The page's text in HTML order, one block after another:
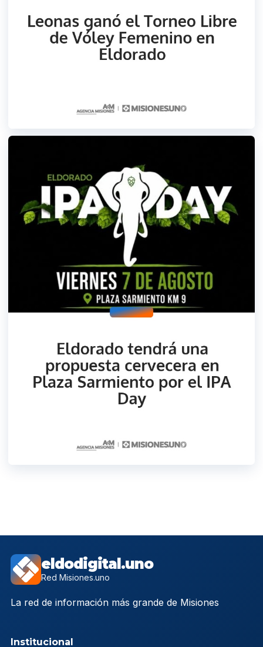
eldodigital.uno
Red Misiones.uno
La red de información más grande de Misiones
Institucional